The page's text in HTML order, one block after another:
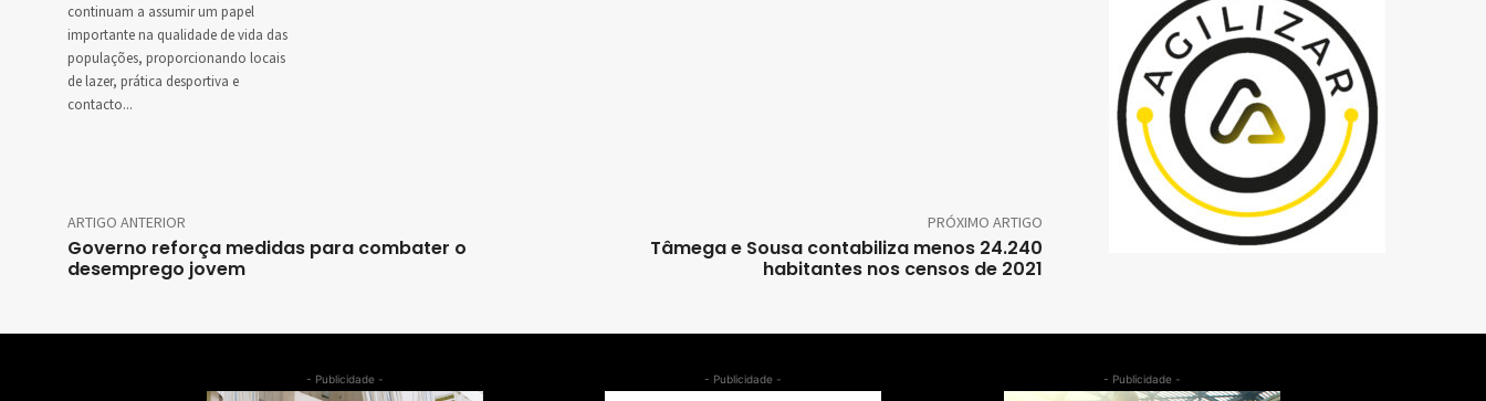
continuam a assumir um papel
importante na qualidade de vida das
populações, proporcionando locais
de lazer, prática desportiva e
contacto...
ARTIGO ANTERIOR
Governo reforça medidas para combater o
desemprego jovem
PRÓXIMO ARTIGO
Tâmega e Sousa contabiliza menos 24.240
habitantes nos censos de 2021
- Publicidade - - Publicidade - - Publicidade -